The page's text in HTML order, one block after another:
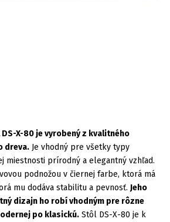
X-80 je vyrobený z kvalitného
dreva. Je vhodný pre všetky typy
miestnosti prírodný a elegantný vzhľad.
podnožou v čiernej farbe, ktorá má
mu dodáva stabilitu a pevnosť. Jeho
dizajn ho robí vhodným pre rôzne
po klasickú. Stôl DS-X-80 je k